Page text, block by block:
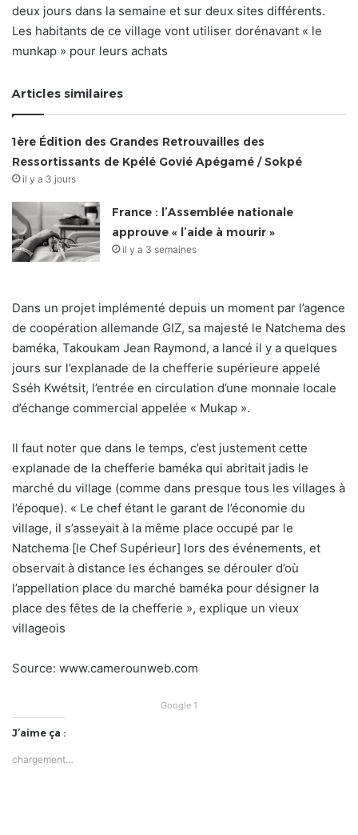
deux jours dans la semaine et sur deux sites différents.
Les habitants de ce village vont utiliser dorénavant « le
munkap » pour leurs achats
Articles similaires
1ère Édition des Grandes Retrouvailles des
Ressortissants de Kpélé Govié Apégamé / Sokpé
il y a 3 jours
France : l’Assemblée nationale
approuve « l’aide à mourir »
il y a 3 semaines
Dans un projet implémenté depuis un moment par l’agence
de coopération allemande GIZ, sa majesté le Natchema des
baméka, Takoukam Jean Raymond, a lancé il y a quelques
jours sur l’explanade de la chefferie supérieure appelé
Sséh Kwétsit, l’entrée en circulation d’une monnaie locale
d’échange commercial appelée « Mukap ».
Il faut noter que dans le temps, c’est justement cette
explanade de la chefferie baméka qui abritait jadis le
marché du village (comme dans presque tous les villages à
l’époque). « Le chef étant le garant de l’économie du
village, il s’asseyait à la même place occupé par le
Natchema [le Chef Supérieur] lors des événements, et
observait à distance les échanges se dérouler d’où
l’appellation place du marché baméka pour désigner la
place des fêtes de la chefferie », explique un vieux
villageois
Source: www.camerounweb.com
Google 1
J’aime ça :
chargement…